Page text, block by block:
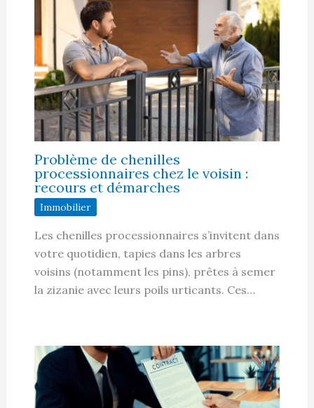
Problème de chenilles
processionnaires chez le voisin :
recours et démarches
Immobilier
Les chenilles processionnaires s’invitent dans
votre quotidien, tapies dans les arbres
voisins (notamment les pins), prêtes à semer
la zizanie avec leurs poils urticants. Ces…